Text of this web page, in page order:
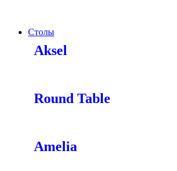
Столы
Aksel
Round Table
Amelia